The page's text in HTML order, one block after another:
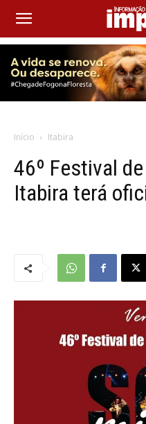
Início Itabira
46º Festival
Itabira terá